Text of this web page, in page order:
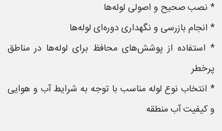
* نصب صحیح و اصولی لوله‌ها
* انجام بازرسی و نگهداری دوره‌ای لوله‌ها
* استفاده از پوشش‌های محافظ برای لوله‌ها در مناطق
پرخطر
* انتخاب نوع لوله مناسب با توجه به شرایط آب و هوایی
و کیفیت آب منطقه